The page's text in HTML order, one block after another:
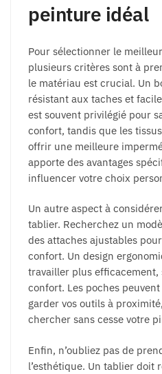
peinture idéal
Pour sélectionner le
plusieurs critères sont à
le matériau est crucial. Un
résistant aux taches et
est souvent privilégié pour
confort, tandis que les
offrir une meilleure
apporte des avantages
influencer votre choix
Un autre aspect à
tablier. Recherchez un
des attaches ajustables
confort. Un design
travailler plus efficacement,
confort. Les poches
garder vos outils à
chercher sans cesse votre
Enfin, n’oubliez pas de
l’esthétique. Un tablier doit